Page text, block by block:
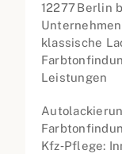
12277 Berlin
klassische
Leistungen
Kfz‑Pflege: